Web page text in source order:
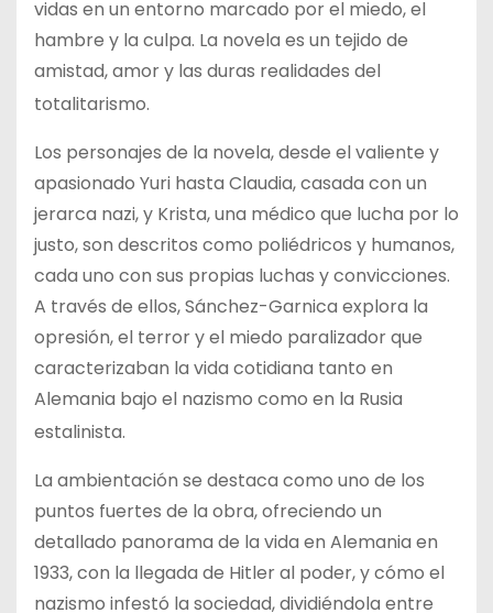
vidas en un entorno marcado por el miedo, el
hambre y la culpa. La novela es un tejido de
amistad, amor y las duras realidades del
totalitarismo​​.
Los personajes de la novela, desde el valiente y
apasionado Yuri hasta Claudia, casada con un
jerarca nazi, y Krista, una médico que lucha por lo
justo, son descritos como poliédricos y humanos,
cada uno con sus propias luchas y convicciones.
A través de ellos, Sánchez-Garnica explora la
opresión, el terror y el miedo paralizador que
caracterizaban la vida cotidiana tanto en
Alemania bajo el nazismo como en la Rusia
estalinista​​.
La ambientación se destaca como uno de los
puntos fuertes de la obra, ofreciendo un
detallado panorama de la vida en Alemania en
1933, con la llegada de Hitler al poder, y cómo el
nazismo infestó la sociedad, dividiéndola entre